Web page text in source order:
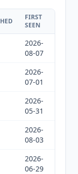
FIRST
SEEN
2026-
08-07
2026-
07-01
2026-
05-31
2026-
08-03
2026-
06-29